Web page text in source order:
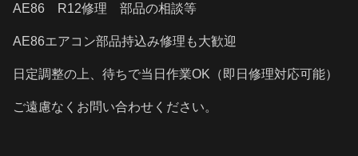
AE86 R12修理 部品の相談等
AE86エアコン部品持込み修理も大歓迎
日定調整の上、待ちで当日作業OK（即日修理対応可能）
ご遠慮なくお問い合わせください。